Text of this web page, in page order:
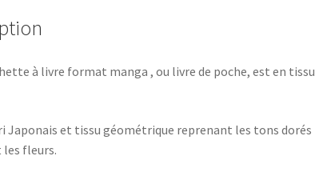
à livre format manga , ou livre de poche, est en tissu
Japonais et tissu géométrique reprenant les tons dorés
fleurs.